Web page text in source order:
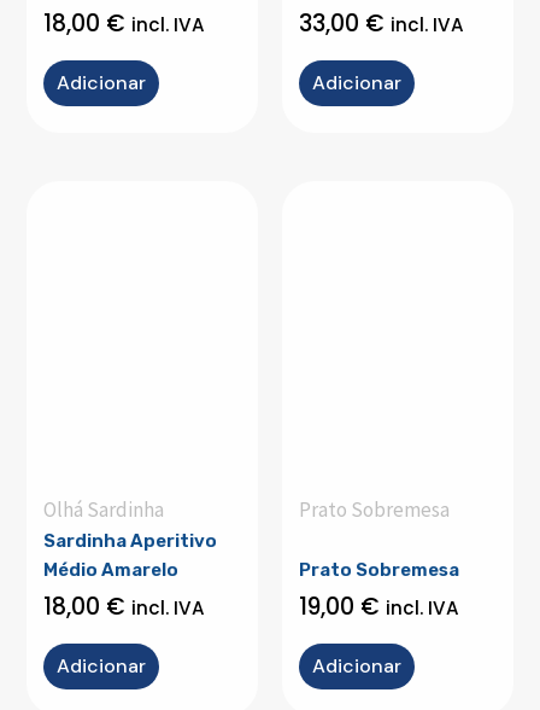
18,00 € incl. IVA
Adicionar
33,00 € incl. IVA
Adicionar
Olhá Sardinha
Sardinha Aperitivo
Médio Amarelo
18,00 € incl. IVA
Adicionar
Prato Sobremesa
Prato Sobremesa
19,00 € incl. IVA
Adicionar